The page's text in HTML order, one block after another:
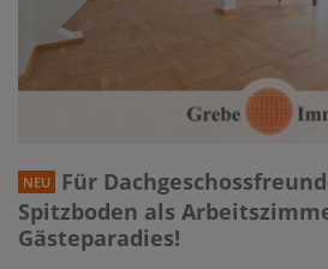
NEU
Für
Spitzboden als
Gästeparadies!